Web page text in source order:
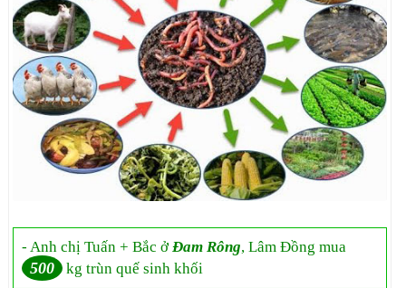
- Anh chị Tuấn + Bắc ởĐam Rông, Lâm Đồng mua
500 kg trùn quế sinh khối